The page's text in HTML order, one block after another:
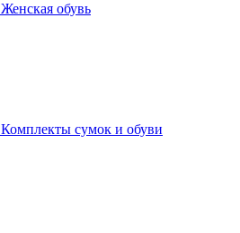
Женская обувь
Комплекты сумок и обуви